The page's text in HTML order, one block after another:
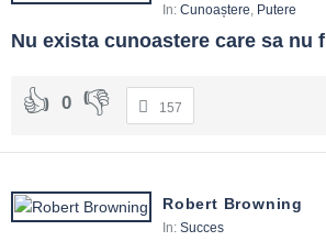
In: Cunoaștere Putere
Nu exista cunoastere care sa nu
0 157
Robert Browning
In: Succes